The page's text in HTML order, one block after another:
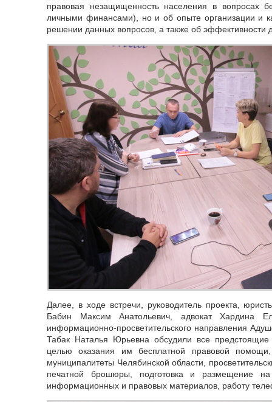
правовая незащищенность населения в вопросах
личными финансами), но и об опыте организации и
решении данных вопросов, а также об эффективности
Далее, в ходе встречи, руководитель проекта,
Бабин Максим Анатольевич, адвокат Хардина
информационно-просветительского направления
Табак Наталья Юрьевна обсудили все
целью оказания им бесплатной правовой
муниципалитеты Челябинской области,
печатной брошюры, подготовка и размещение на
информационных и правовых материалов, работу